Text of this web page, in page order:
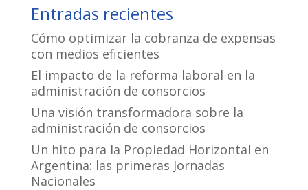
Entradas recientes
Cómo optimizar la cobranza de expensas
con medios eficientes
El impacto de la reforma laboral en la
administración de consorcios
Una visión transformadora sobre la
administración de consorcios
Un hito para la Propiedad Horizontal en
Argentina: las primeras Jornadas
Nacionales